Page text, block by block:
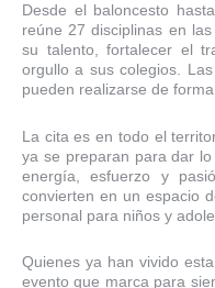
Desde el baloncesto
reúne 27 disciplinas en
su talento, fortalecer el
orgullo a sus colegios.
pueden realizarse de
La cita es en todo el
ya se preparan para dar
energía, esfuerzo y
convierten en un espacio
personal para niños y
Quienes ya han vivido
evento que marca para